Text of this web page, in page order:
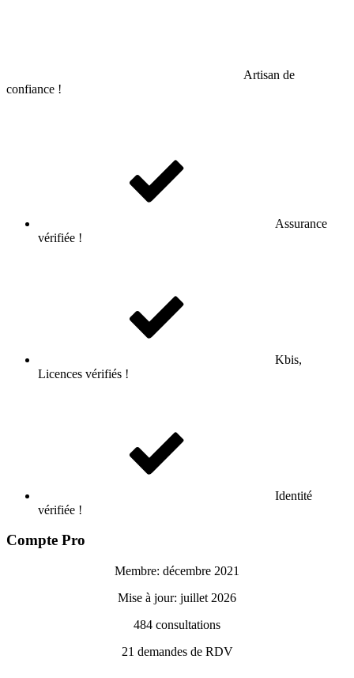
Artisan de
confiance !
Assurance
vérifiée !
Kbis,
Licences vérifiés !
Identité
vérifiée !
Compte Pro
Membre: décembre 2021
Mise à jour: juillet 2026
484 consultations
21 demandes de RDV